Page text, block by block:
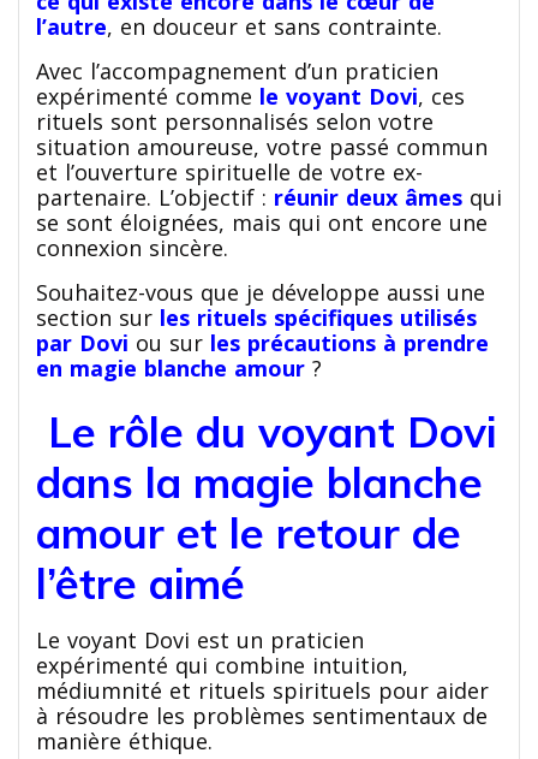
l’autre, en douceur et sans contrainte.
Avec l’accompagnement d’un praticien
expérimenté comme le voyant Dovi, ces
rituels sont personnalisés selon votre
situation amoureuse, votre passé commun
et l’ouverture spirituelle de votre ex-
partenaire. L’objectif : réunir deux âmes qui
se sont éloignées, mais qui ont encore une
connexion sincère.
Souhaitez-vous que je développe aussi une
section sur les rituels spécifiques utilisés
par Dovi ou sur les précautions à prendre
en magie blanche amour ?
Le rôle du voyant Dovi
dans la magie blanche
amour et le retour de
l’être aimé
Le voyant Dovi est un praticien
expérimenté qui combine intuition,
médiumnité et rituels spirituels pour aider
à résoudre les problèmes sentimentaux de
manière éthique.